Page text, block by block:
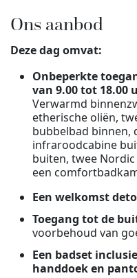
Ons aanbod
Deze dag omvat:
Onbeperkte
van 9.00 tot 18.00
Verwarmd
etherische oliën,
bubbelbad binnen,
infraroodcabine
buiten, twee
een
Een welkomst
Toegang tot de
voorbehoud van
Een badset
handdoek en